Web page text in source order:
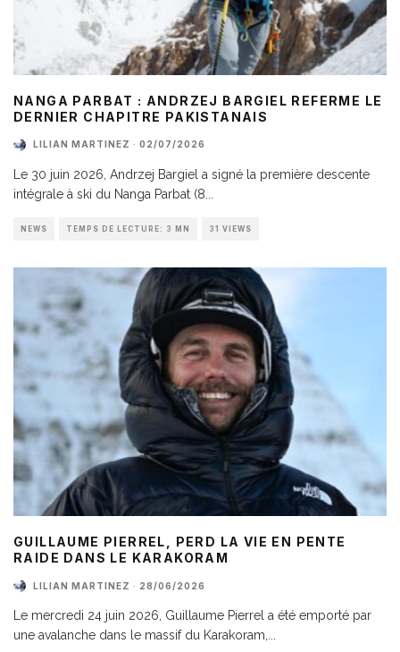
NANGA PARBAT : ANDRZEJ BARGIEL REFERME LE
DERNIER CHAPITRE PAKISTANAIS
LILIAN MARTINEZ · 02/07/2026
Le 30 juin 2026, Andrzej Bargiel a signé la première descente
intégrale à ski du Nanga Parbat (8
NEWS TEMPS DE LECTURE: 3 MN 31 VIEWS
GUILLAUME PIERREL, PERD LA VIE EN PENTE
RAIDE DANS LE KARAKORAM
LILIAN MARTINEZ · 28/06/2026
Le mercredi 24 juin 2026, Guillaume Pierrel a été emporté par
une avalanche dans le massif du Karakoram,...